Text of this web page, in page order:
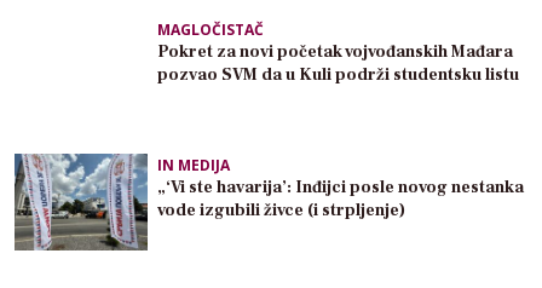
MAGLOČISTAČ
Pokret za novi početak vojvođanskih Mađara
pozvao SVM da u Kuli podrži studentsku listu
IN MEDIJA
„‘Vi ste havarija’: Inđijci posle novog nestanka
vode izgubili živce (i strpljenje)